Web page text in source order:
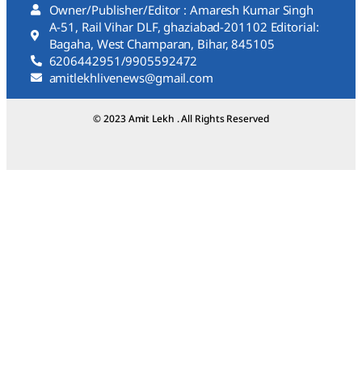
Owner/Publisher/Editor : Amaresh Kumar Singh
A-51, Rail Vihar DLF, ghaziabad-201102 Editorial:
Bagaha, West Champaran, Bihar, 845105
6206442951/9905592472
amitlekhlivenews@gmail.com
© 2023 Amit Lekh . All Rights Reserved